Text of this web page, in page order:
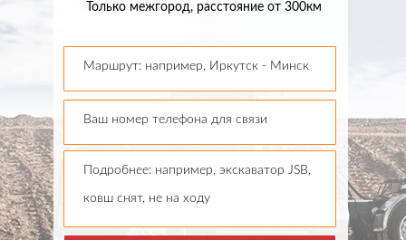
Только межгород, расстояние от 300км
Маршрут: например, Иркутск - Минск
Ваш номер телефона для связи
Подробнее: например, экскаватор JSB,
ковш снят, не на ходу